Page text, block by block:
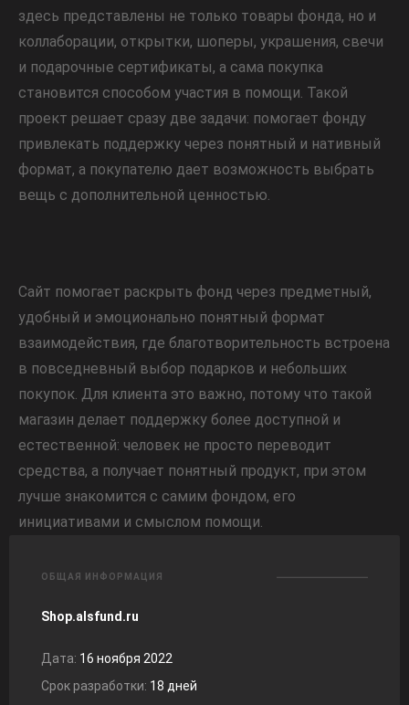
здесь представлены не только товары фонда, но и
коллаборации, открытки, шоперы, украшения, свечи
и подарочные сертификаты, а сама покупка
становится способом участия в помощи. Такой
проект решает сразу две задачи: помогает фонду
привлекать поддержку через понятный и нативный
формат, а покупателю дает возможность выбрать
вещь с дополнительной ценностью.
Сайт помогает раскрыть фонд через предметный,
удобный и эмоционально понятный формат
взаимодействия, где благотворительность встроена
в повседневный выбор подарков и небольших
покупок. Для клиента это важно, потому что такой
магазин делает поддержку более доступной и
естественной: человек не просто переводит
средства, а получает понятный продукт, при этом
лучше знакомится с самим фондом, его
инициативами и смыслом помощи.
ОБЩАЯ ИНФОРМАЦИЯ
Shop.alsfund.ru
Дата: 16 ноября 2022
Срок разработки: 18 дней